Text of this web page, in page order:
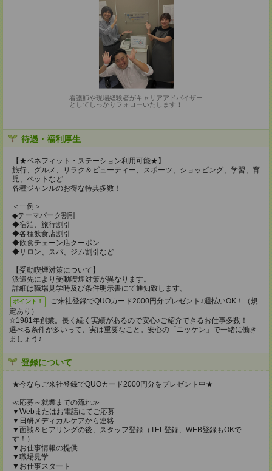
看護師や現場経験者がキャリアアドバイザー
としてしっかりフォローいたします！
待遇・福利厚生
【★ベネフィット・ステーション利用可能★】
旅行、グルメ、リラク＆ビューティー、スポーツ、ショッピング、学習、育
児、ペットなど
各種ジャンルのお得な特典多数！
＜一例＞
◆テーマパーク割引
◆宿泊、旅行割引
◆各種飲食店割引
◆飲食チェーン店クーポン
◆サロン、スパ、ジム割引など
【受動喫煙対策について】
派遣先により受動喫煙対策が異なります。
詳細は職場見学時及び条件明示書にて通知致します。
ポイント！
ご来社登録でQUOカード2000円分プレゼント♪週払いOK！（規
定あり）
☆1981年創業。長く続く実績があるので安心♪ご紹介できるお仕事多数！
選べる条件が多いって、実は重要なこと。安心の「ニッケン」で一緒に働き
ましょう♪
登録について
★今ならご来社登録でQUOカード2000円分をプレゼント中★
≪応募～就業までの流れ≫
▼Webまたはお電話にてご応募
▼日研メディカルケアから連絡
▼面談＆ヒアリングの後、スタッフ登録（TEL登録、WEB登録もOKで
す！）
▼お仕事情報の提供
▼職場見学
▼お仕事スタート